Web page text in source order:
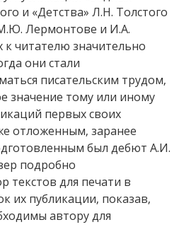
и «Детства» Л.Н. Толстого
Лермонтове и И.А.
читателю значительно
они стали
писательским трудом,
значение тому или иному
первых своих
отложенным, заранее
был дебют А.И.
подробно
текстов для печати в
их публикации, показав,
автору для